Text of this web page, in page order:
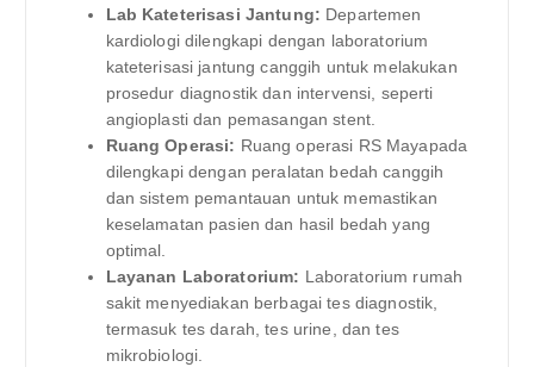
Lab Kateterisasi Jantung: Departemen
kardiologi dilengkapi dengan laboratorium
kateterisasi jantung canggih untuk melakukan
prosedur diagnostik dan intervensi, seperti
angioplasti dan pemasangan stent.
Ruang Operasi: Ruang operasi RS Mayapada
dilengkapi dengan peralatan bedah canggih
dan sistem pemantauan untuk memastikan
keselamatan pasien dan hasil bedah yang
optimal.
Layanan Laboratorium: Laboratorium rumah
sakit menyediakan berbagai tes diagnostik,
termasuk tes darah, tes urine, dan tes
mikrobiologi.